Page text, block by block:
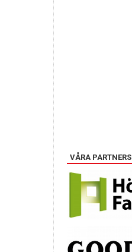
VÅRA PARTNERS